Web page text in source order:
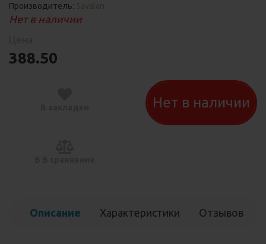
Производитель: Savalan
Нет в наличии
388.50
Нет в наличии
Описание Характеристики Отзывов